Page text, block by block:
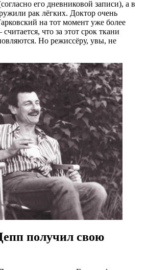
его дневниковой записи), а в
рак лёгких. Доктор очень
на тот момент уже более
что за этот срок ткани
Но режиссёру, увы, не
получил свою